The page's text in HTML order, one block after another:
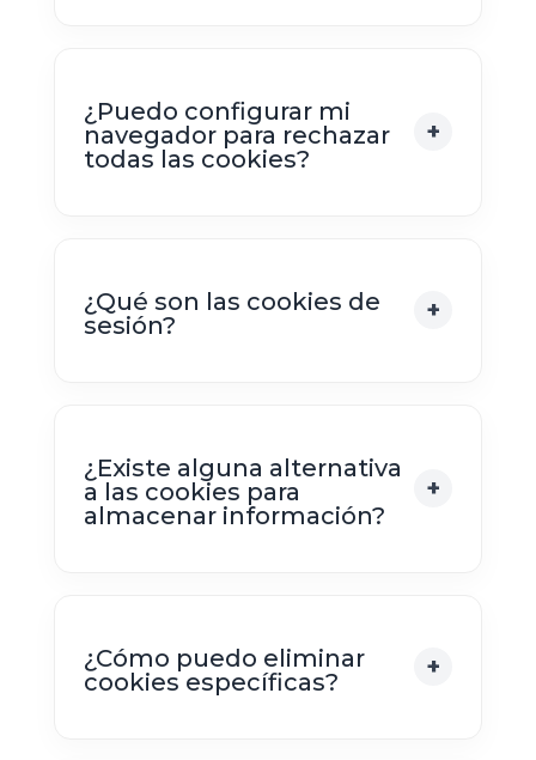
¿Puedo configurar mi
navegador para rechazar
todas las cookies?
¿Qué son las cookies de
sesión?
¿Existe alguna alternativa
a las cookies para
almacenar información?
¿Cómo puedo eliminar
cookies específicas?